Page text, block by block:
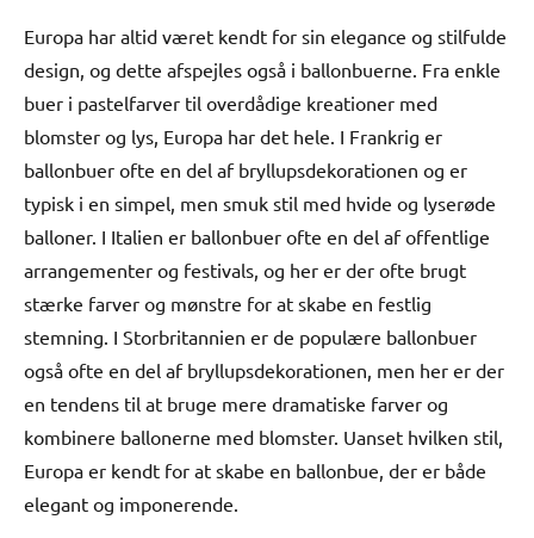
Europa har altid været kendt for sin elegance og stilfulde
design, og dette afspejles også i ballonbuerne. Fra enkle
buer i pastelfarver til overdådige kreationer med
blomster og lys, Europa har det hele. I Frankrig er
ballonbuer ofte en del af bryllupsdekorationen og er
typisk i en simpel, men smuk stil med hvide og lyserøde
balloner. I Italien er ballonbuer ofte en del af offentlige
arrangementer og festivals, og her er der ofte brugt
stærke farver og mønstre for at skabe en festlig
stemning. I Storbritannien er de populære ballonbuer
også ofte en del af bryllupsdekorationen, men her er der
en tendens til at bruge mere dramatiske farver og
kombinere ballonerne med blomster. Uanset hvilken stil,
Europa er kendt for at skabe en ballonbue, der er både
elegant og imponerende.